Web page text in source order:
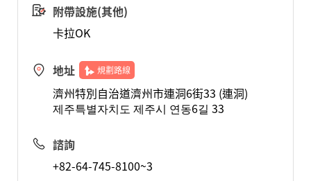
附帶設施(其他)
卡拉OK
地址 規劃路線
濟州特別自治道濟州市連洞6街33 (連洞)
제주특별자치도 제주시 연동6길 33
諮詢
+82-64-745-8100~3